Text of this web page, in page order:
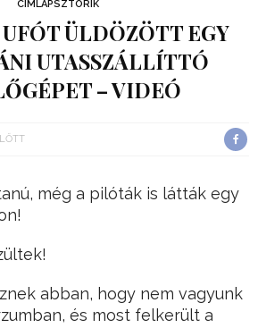
CÍMLAPSZTORIK
ÜLDÖZÖTT EGY
UTASSZÁLLÍTTÓ
– VIDEÓ
még a pilóták is látták egy
abban, hogy nem vagyunk
és most felkerült a